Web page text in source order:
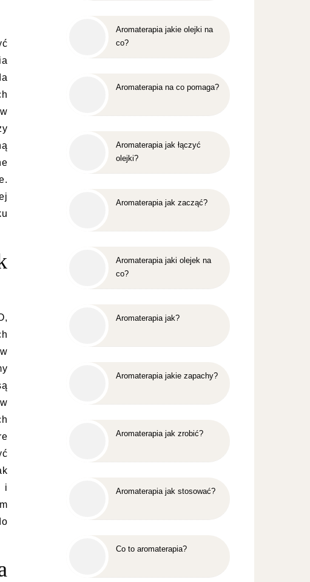
i
Aromaterapia jakie olejki na
co?
Aromaterapia na co pomaga?
Aromaterapia jak łączyć
olejki?
Aromaterapia jak zacząć?
Aromaterapia jaki olejek na
co?
Aromaterapia jak?
Aromaterapia jakie zapachy?
Aromaterapia jak zrobić?
Aromaterapia jak stosować?
Co to aromaterapia?